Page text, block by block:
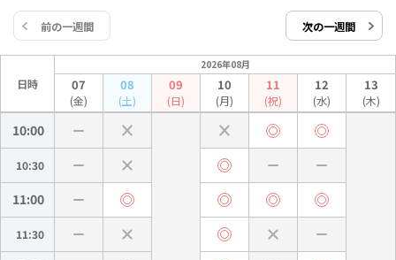
前の一週間 次の一週間
日時
2026年08月
07
(金)
08
(土)
09
(日)
10
(月)
11
(祝)
12
(水)
13
(木)
10:00
10:30
11:00
11:30